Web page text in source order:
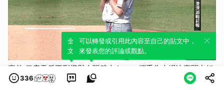
賽前 保庇天后王彩樺與夕陽武士Jason 攜手為本場比賽開出好
球（08/08 中信 VS 台鋼）
336
全新體驗！一鍵引用此內容，透過發布貼
文來輕鬆表達個人立場。
可以轉發或引用此內容至自己的貼文中，
來發表您的評論或觀點。